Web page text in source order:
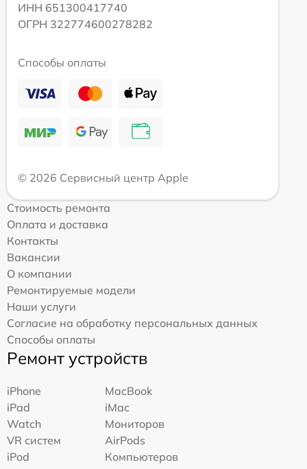
ИНН 651300417740
ОГРН 322774600278282
Способы оплаты
© 2026 Сервисный центр Apple
Стоимость ремонта
Оплата и доставка
Контакты
Вакансии
О компании
Ремонтируемые модели
Наши услуги
Согласие на обработку персональных данных
Способы оплаты
Ремонт устройств
iPhone
MacBook
iPad
iMac
Watch
Мониторов
VR систем
AirPods
iPod
Компьютеров